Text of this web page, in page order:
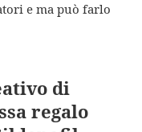
e ma può farlo
di
regalo